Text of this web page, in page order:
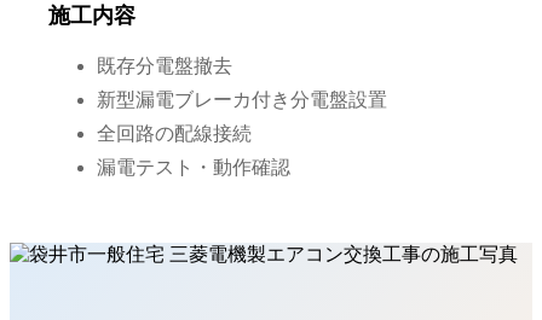
施工内容
既存分電盤撤去
新型漏電ブレーカ付き分電盤設置
全回路の配線接続
漏電テスト・動作確認